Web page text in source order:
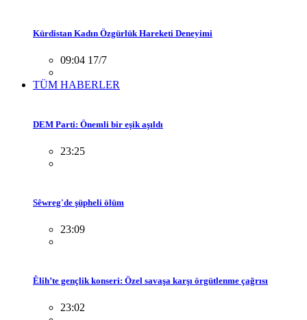
Kürdistan Kadın Özgürlük Hareketi Deneyimi
09:04 17/7
TÜM HABERLER
DEM Parti: Önemli bir eşik aşıldı
23:25
Sêwreg'de şüpheli ölüm
23:09
Êlih’te gençlik konseri: Özel savaşa karşı örgütlenme çağrısı
23:02